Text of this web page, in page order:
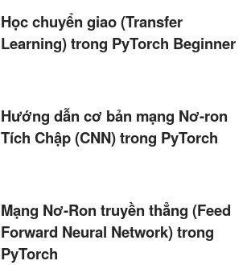
Học chuyển giao (Transfer
Learning) trong PyTorch Beginner
Hướng dẫn cơ bản mạng Nơ-ron
Tích Chập (CNN) trong PyTorch
Mạng Nơ-Ron truyền thẳng (Feed
Forward Neural Network) trong
PyTorch